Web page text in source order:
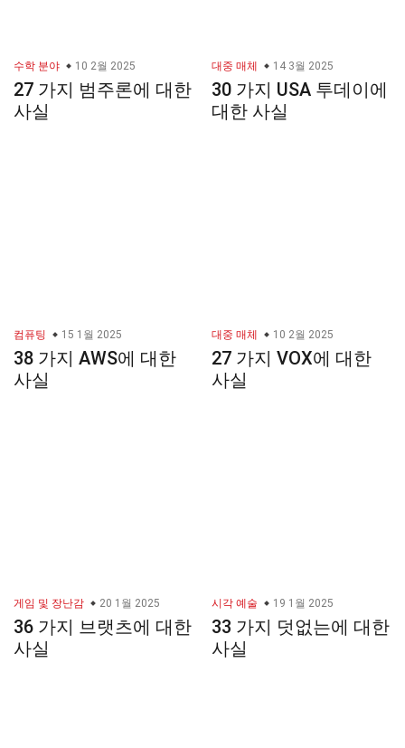
수학 분야 10 2월 2025
27 가지 범주론에 대한
사실
대중 매체 14 3월 2025
30 가지 USA 투데이에
대한 사실
컴퓨팅 15 1월 2025
38 가지 AWS에 대한
사실
대중 매체 10 2월 2025
27 가지 VOX에 대한
사실
게임 및 장난감 20 1월 2025
36 가지 브랫츠에 대한
사실
시각 예술 19 1월 2025
33 가지 덧없는에 대한
사실